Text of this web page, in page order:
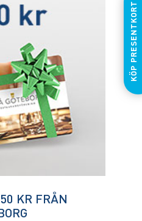
KÖP PRESENTKORT
KR FRÅN